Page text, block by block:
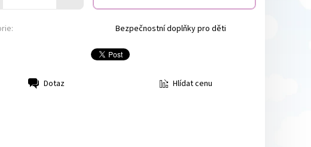
Bezpečnostní doplňky pro děti
Dotaz Hlídat cenu